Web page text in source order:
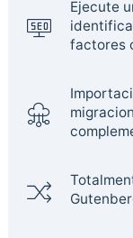
Ejecute
factores